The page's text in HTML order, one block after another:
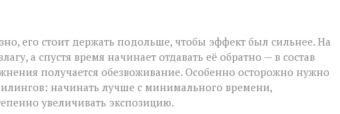
его стоит держать подольше, чтобы эффект был сильнее. На
а спустя время начинает отдавать её обратно — в состав
получается обезвоживание. Особенно осторожно нужно
начинать лучше с минимального времени,
увеличивать экспозицию.